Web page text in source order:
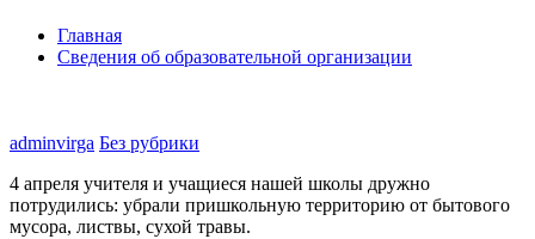
Главная
Сведения об образовательной организации
adminvirga Без рубрики
4 апреля учителя и учащиеся нашей школы дружно
потрудились: убрали пришкольную территорию от бытового
мусора, листвы, сухой травы.